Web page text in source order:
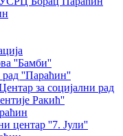
''Бамби''
рад ''Параћин''
за социјални рад
Ракић''
центар ''7. Јули''